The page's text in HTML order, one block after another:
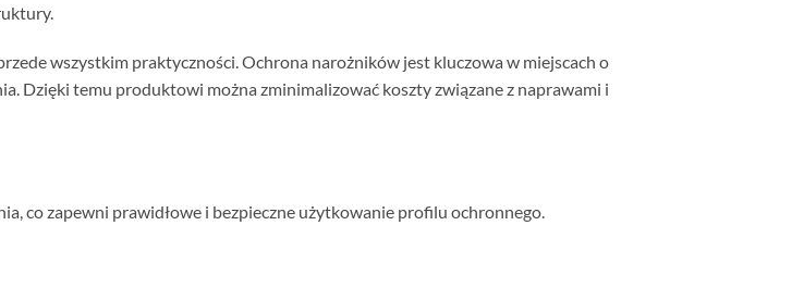
wszystkim praktyczności. Ochrona narożników jest kluczowa w miejscach o
Dzięki temu produktowi można zminimalizować koszty związane z naprawami i
co zapewni prawidłowe i bezpieczne użytkowanie profilu ochronnego.